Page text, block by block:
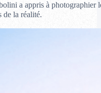
a appris à photographier
de la réalité.